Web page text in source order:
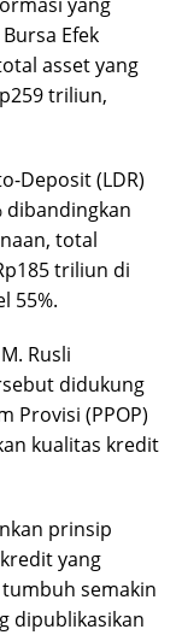
yang
Efek
asset yang
triliun,
Deposit (LDR)
dibandingkan
total
triliun di
55%.
Rusli
didukung
Provisi (PPOP)
kualitas kredit
prinsip
yang
semakin
dipublikasikan